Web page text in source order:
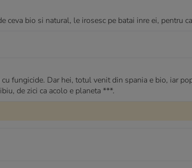
ceva bio si natural, le irosesc pe batai inre ei, pentru
fungicide. Dar hei, totul venit din spania e bio, iar
de zici ca acolo e planeta ***.